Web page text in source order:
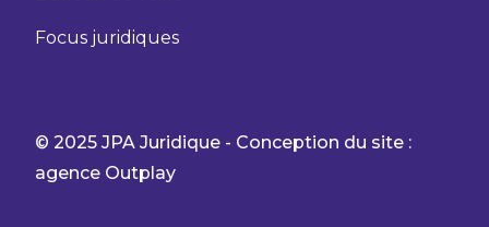
Focus juridiques
© 2025 JPA Juridique - Conception du site :
agence Outplay